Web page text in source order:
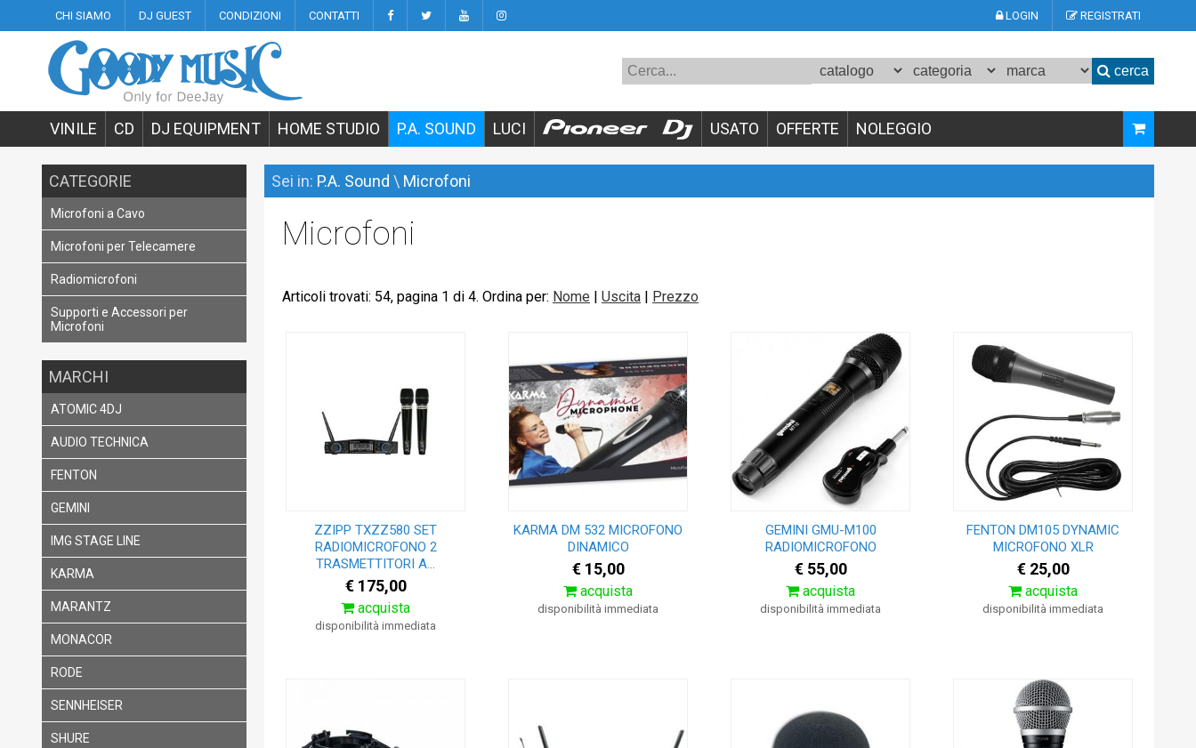
CHI SIAMO DJ GUEST CONDIZIONI CONTATTI LOGIN REGISTRATI
cerca
VINILE CD DJ EQUIPMENT HOME STUDIO P.A. SOUND LUCI USATO OFFERTE NOLEGGIO
CATEGORIE
Microfoni a Cavo
Microfoni per Telecamere
Radiomicrofoni
Supporti e Accessori per
Microfoni
MARCHI
ATOMIC 4DJ
AUDIO TECHNICA
FENTON
GEMINI
IMG STAGE LINE
KARMA
MARANTZ
MONACOR
RODE
SENNHEISER
SHURE
Sei in: P.A. Sound \ Microfoni
Microfoni
Articoli trovati: 54, pagina 1 di 4. Ordina per: Nome | Uscita | Prezzo
ZZIPP TXZZ580 SET
RADIOMICROFONO 2
TRASMETTITORI A...
€ 175,00
acquista
disponibilità immediata
KARMA DM 532 MICROFONO
DINAMICO
€ 15,00
acquista
disponibilità immediata
GEMINI GMU-M100
RADIOMICROFONO
€ 55,00
acquista
disponibilità immediata
FENTON DM105 DYNAMIC
MICROFONO XLR
€ 25,00
acquista
disponibilità immediata